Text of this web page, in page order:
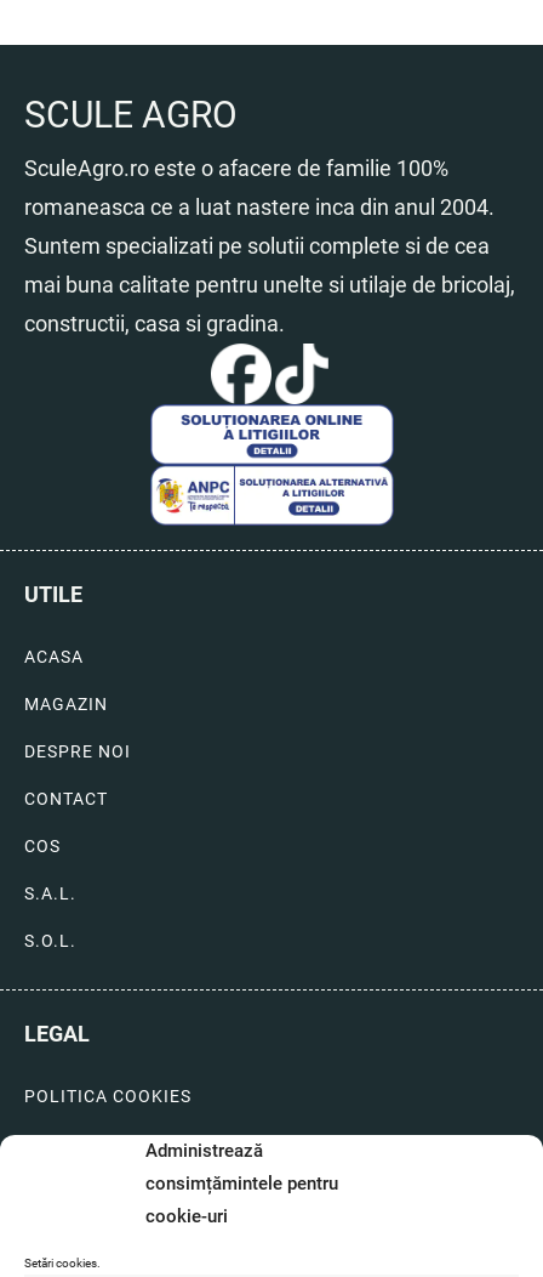
Administrează
consimțămintele pentru
cookie-uri
Setări cookies.
SCULE AGRO
SculeAgro.ro este o afacere de familie 100%
romaneasca ce a luat nastere inca din anul 2004.
Suntem specializati pe solutii complete si de cea
mai buna calitate pentru unelte si utilaje de bricolaj,
constructii, casa si gradina.
UTILE
ACASA
MAGAZIN
DESPRE NOI
CONTACT
COS
S.A.L.
S.O.L.
LEGAL
POLITICA COOKIES
LIVRARI SI PLATI
GARANTIE SI SERVICE